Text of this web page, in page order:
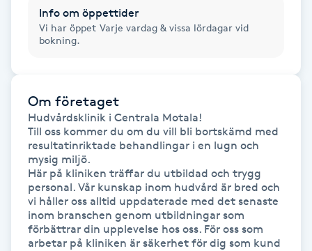
Hårvård
Hälsprickor
Idrottsmassage
IPL hårborttagning
Info om öppettider
Vi har öppet Varje vardag & vissa lördagar vid
bokning.
Om företaget
Hudvårdsklinik i Centrala Motala!
Till oss kommer du om du vill bli bortskämd med
resultatinriktade behandlingar i en lugn och
mysig miljö.
Här på kliniken träffar du utbildad och trygg
personal. Vår kunskap inom hudvård är bred och
vi håller oss alltid uppdaterade med det senaste
inom branschen genom utbildningar som
förbättrar din upplevelse hos oss. För oss som
arbetar på kliniken är säkerhet för dig som kund